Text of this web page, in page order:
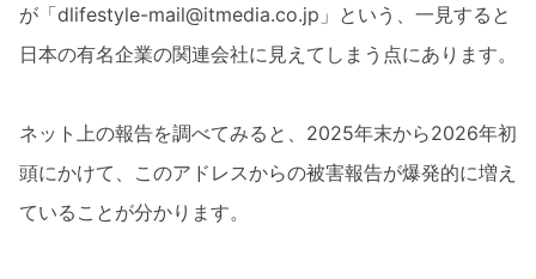
が「dlifestyle-mail@itmedia.co.jp」という、一見すると
日本の有名企業の関連会社に見えてしまう点にあります。
ネット上の報告を調べてみると、2025年末から2026年初
頭にかけて、このアドレスからの被害報告が爆発的に増え
ていることが分かります。